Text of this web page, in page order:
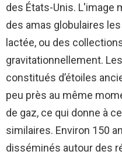
des États-Unis. L'image
des amas globulaires
lactée, ou des
gravitationnellement.
constitués d’étoiles
peu près au même
de gaz, ce qui donne à
similaires. Environ 150
disséminés autour des